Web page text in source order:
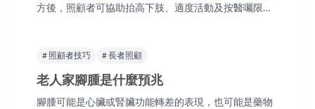
方後，照顧者可協助抬高下肢、適度活動及按醫囑限
# 照顧者技巧 # 長者照顧
老人家腳腫是什麼預兆
腳腫可能是心臟或腎臟功能轉差的表現，也可能是藥物